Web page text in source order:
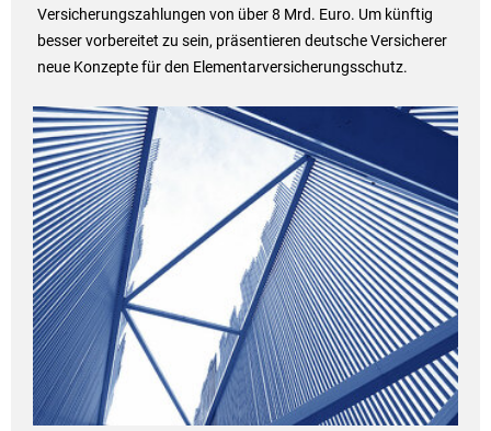
Versicherungszahlungen von über 8 Mrd. Euro. Um künftig
besser vorbereitet zu sein, präsentieren deutsche Versicherer
neue Konzepte für den Elementarversicherungsschutz.